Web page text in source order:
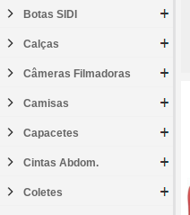
Botas SIDI
Calças
Câmeras Filmadoras
Camisas
Capacetes
Cintas Abdom.
Coletes